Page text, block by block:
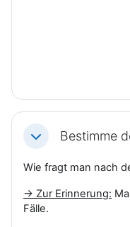
EinklappenBestimme
Wie fragt man nach
→ Zur Erinnerung:
Fälle.